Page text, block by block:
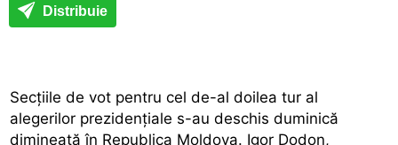
Distribuie
Secțiile de vot pentru cel de-al doilea tur al
alegerilor prezidențiale s-au deschis duminică
dimineață în Republica Moldova. Igor Dodon,